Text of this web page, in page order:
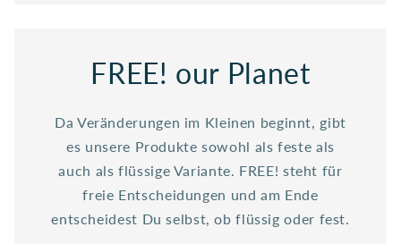
FREE! our Planet
Da Veränderungen im Kleinen beginnt, gibt
es unsere Produkte sowohl als feste als
auch als flüssige Variante. FREE! steht für
freie Entscheidungen und am Ende
entscheidest Du selbst, ob flüssig oder fest.